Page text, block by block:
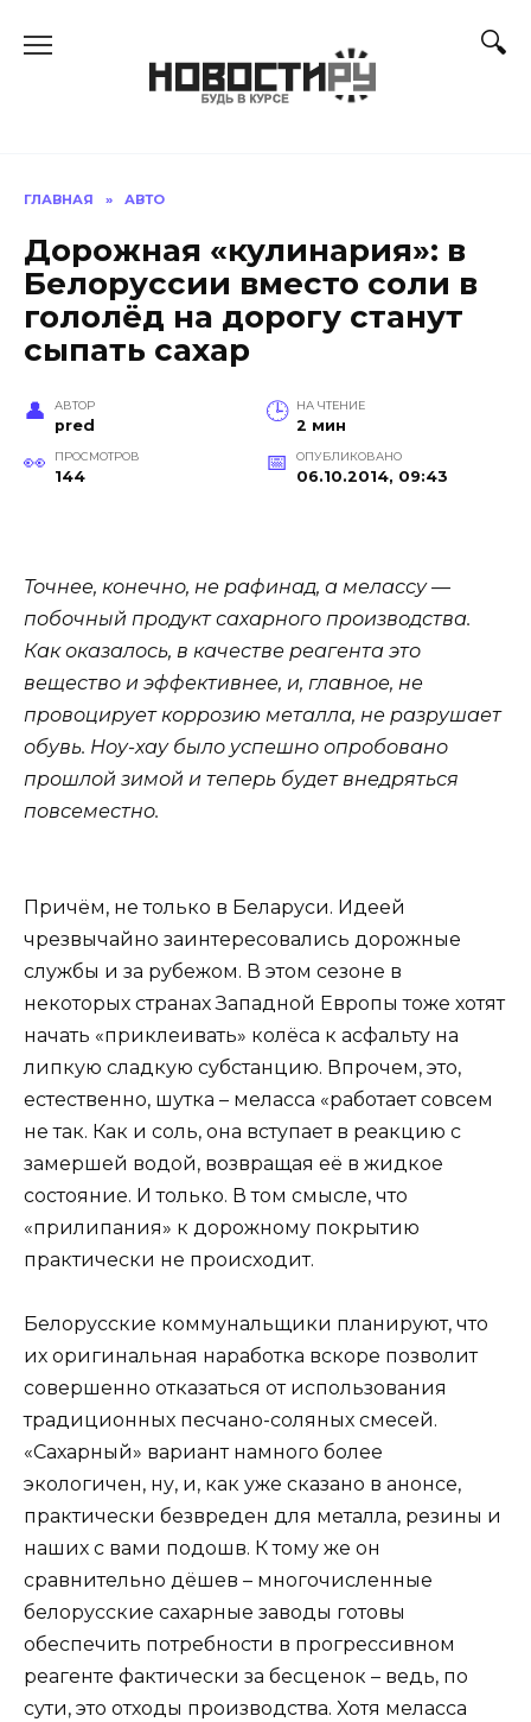
ГЛАВНАЯ » АВТО
Дорожная «кулинария»: в
Белоруссии вместо соли в
гололёд на дорогу станут
сыпать сахар
АВТОР
pred
НА ЧТЕНИЕ
2 мин
ПРОСМОТРОВ
144
ОПУБЛИКОВАНО
06.10.2014, 09:43
Точнее, конечно, не рафинад, а мелассу —
побочный продукт сахарного производства.
Как оказалось, в качестве реагента это
вещество и эффективнее, и, главное, не
провоцирует коррозию металла, не разрушает
обувь. Ноу-хау было успешно опробовано
прошлой зимой и теперь будет внедряться
повсеместно.
Причём, не только в Беларуси. Идеей
чрезвычайно заинтересовались дорожные
службы и за рубежом. В этом сезоне в
некоторых странах Западной Европы тоже хотят
начать «приклеивать» колёса к асфальту на
липкую сладкую субстанцию. Впрочем, это,
естественно, шутка – меласса «работает совсем
не так. Как и соль, она вступает в реакцию с
замершей водой, возвращая её в жидкое
состояние. И только. В том смысле, что
«прилипания» к дорожному покрытию
практически не происходит.
Белорусские коммунальщики планируют, что
их оригинальная наработка вскоре позволит
совершенно отказаться от использования
традиционных песчано-соляных смесей.
«Сахарный» вариант намного более
экологичен, ну, и, как уже сказано в анонсе,
практически безвреден для металла, резины и
наших с вами подошв. К тому же он
сравнительно дёшев – многочисленные
белорусские сахарные заводы готовы
обеспечить потребности в прогрессивном
реагенте фактически за бесценок – ведь, по
сути, это отходы производства. Хотя меласса